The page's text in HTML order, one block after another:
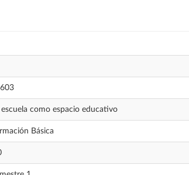
escuela como espacio educativo
Básica